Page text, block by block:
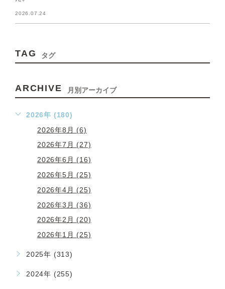
2026.07.24
TAG タグ
ARCHIVE 月別アーカイブ
2026年 (180)
2026年8月 (6)
2026年7月 (27)
2026年6月 (16)
2026年5月 (25)
2026年4月 (25)
2026年3月 (36)
2026年2月 (20)
2026年1月 (25)
2025年 (313)
2024年 (255)